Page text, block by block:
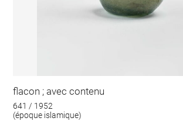
flacon ; avec contenu
641 / 1952
(époque islamique)